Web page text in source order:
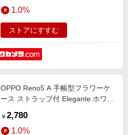
1.0%
ストアにすすむ
OPPO Reno5 A 手帳型フラワーケ
ース ストラップ付 Elegante ホワイ
￥ 2,780
1.0%